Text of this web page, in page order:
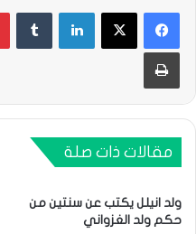
لينكدإن
طباعة
مقالات ذات صلة
ولد انيلل يكتب عن سنتين من
حكم ولد الغزواني